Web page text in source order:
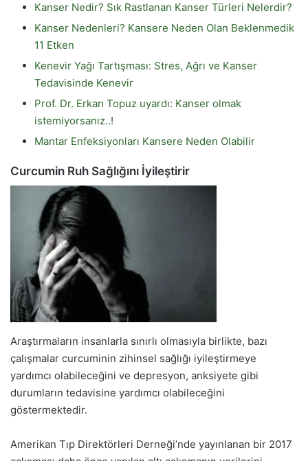
Kanser Nedir? Sık Rastlanan Kanser Türleri Nelerdir?
Kanser Nedenleri? Kansere Neden Olan Beklenmedik
11 Etken
Kenevir Yağı Tartışması: Stres, Ağrı ve Kanser
Tedavisinde Kenevir
Prof. Dr. Erkan Topuz uyardı: Kanser olmak
istemiyorsanız..!
Mantar Enfeksiyonları Kansere Neden Olabilir
Curcumin Ruh Sağlığını İyileştirir
Araştırmaların insanlarla sınırlı olmasıyla birlikte, bazı
çalışmalar curcuminin zihinsel sağlığı iyileştirmeye
yardımcı olabileceğini ve depresyon, anksiyete gibi
durumların tedavisine yardımcı olabileceğini
göstermektedir.
Amerikan Tıp Direktörleri Derneği’nde yayınlanan bir 2017